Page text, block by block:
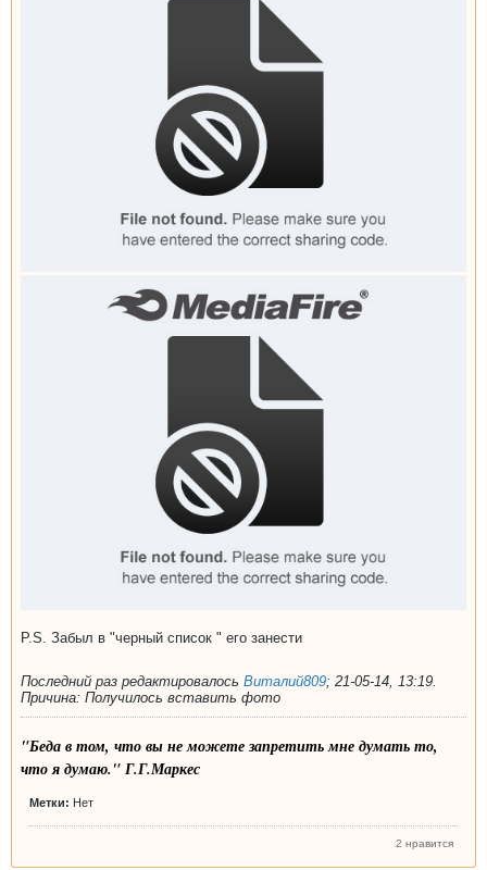
P.S. Забыл в "черный список " его занести
Последний раз редактировалось Виталий809; 21-05-14, 13:19
Причина: Получилось вставить фото
"Беда в том, что вы не можете запретить мне думать то,
что я думаю." Г.Г.Маркес
Метки: Нет
2 нравится